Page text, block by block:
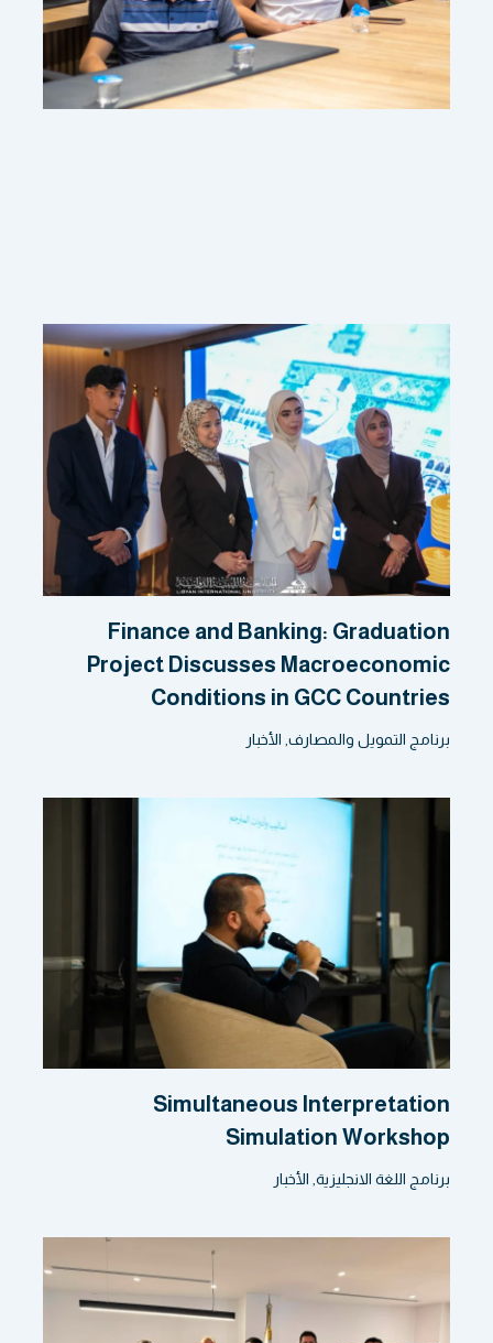
Finance and Banking: Graduation
Project Discusses Macroeconomic
Conditions in GCC Countries
برنامج التمويل والمصارف الأخبار
Simultaneous Interpretation
Simulation Workshop
برنامج اللغة الانجليزية الأخبار